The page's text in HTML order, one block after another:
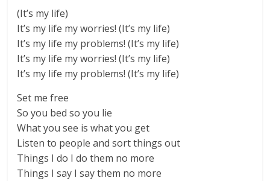
(It’s my life)
It’s my life my worries! (It’s my life)
It’s my life my problems! (It’s my life)
It’s my life my worries! (It’s my life)
It’s my life my problems! (It’s my life)
Set me free
So you bed so you lie
What you see is what you get
Listen to people and sort things out
Things I do I do them no more
Things I say I say them no more